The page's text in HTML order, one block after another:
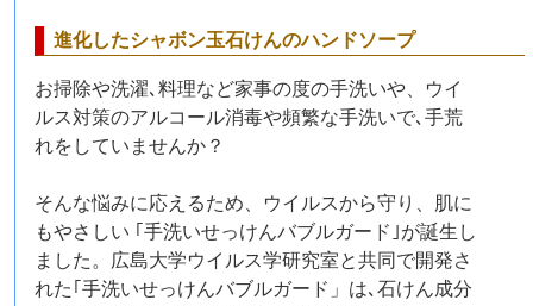
進化したシャボン玉石けんのハンドソープ
お掃除や洗濯､料理など家事の度の手洗いや、ウイ
ルス対策のアルコール消毒や頻繁な手洗いで､手荒
れをしていませんか？
そんな悩みに応えるため、ウイルスから守り、肌に
もやさしい ｢手洗いせっけんバブルガード｣が誕生し
ました。広島大学ウイルス学研究室と共同で開発さ
れた｢手洗いせっけんバブルガード」は､石けん成分